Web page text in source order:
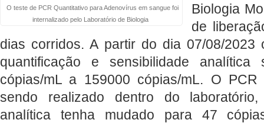
O teste de PCR Quantitativo para Adenovírus em sangue foi
internalizado pelo Laboratório de Biologia
Biologia
de
dias corridos. A partir do dia 07/08/
quantificação e sensibilidade
cópias/mL a 159000 cópias/mL. O
sendo realizado dentro do
analítica tenha mudado para 47